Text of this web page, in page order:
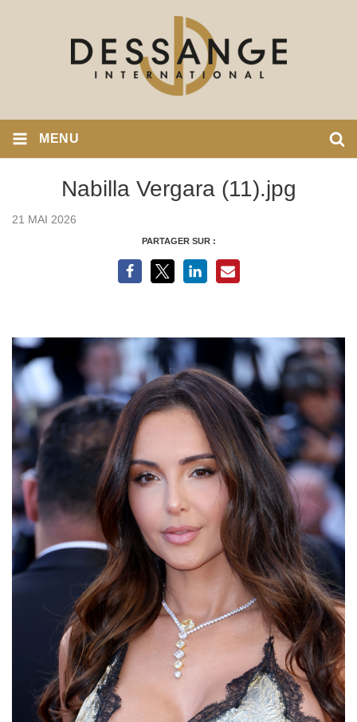
MENU
Nabilla Vergara (11).jpg
21 MAI 2026
PARTAGER SUR :